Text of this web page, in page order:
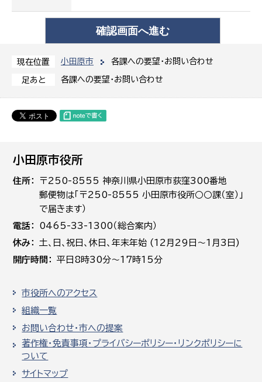
現在位置 小田原市 各課への要望・お問い合わせ
足あと 各課への要望・お問い合わせ
小田原市役所
住所
〒250-8555 神奈川県小田原市荻窪300番地
郵便物は「〒250-8555 小田原市役所○○課（室）」
で届きます）
電話
0465-33-1300（総合案内）
休み
土､日､祝日、休日、年末年始 (12月29日～1月3日)
開庁時間
平日8時30分～17時15分
市役所へのアクセス
組織一覧
お問い合わせ・市への提案
著作権・免責事項・プライバシーポリシー・リンクポリシーに
ついて
サイトマップ